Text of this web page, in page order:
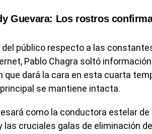
Guevara: Los rostros
público respecto a las
Pablo Chagra soltó
que dará la cara en esta cuarta
se mantiene intacta.
como la conductora estelar de
las cruciales galas de eliminación